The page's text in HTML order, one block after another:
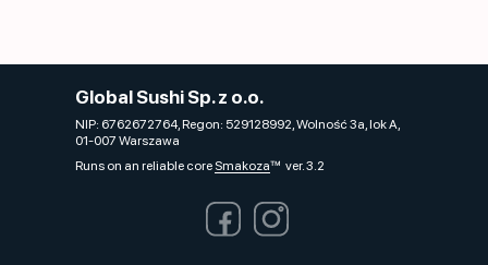
Global Sushi Sp. z o.o.
NIP: 6762672764, Regon: 529128992, Wolność 3a, lok A,
01-007 Warszawa
Runs on an reliable core Smakozaver. 3.2